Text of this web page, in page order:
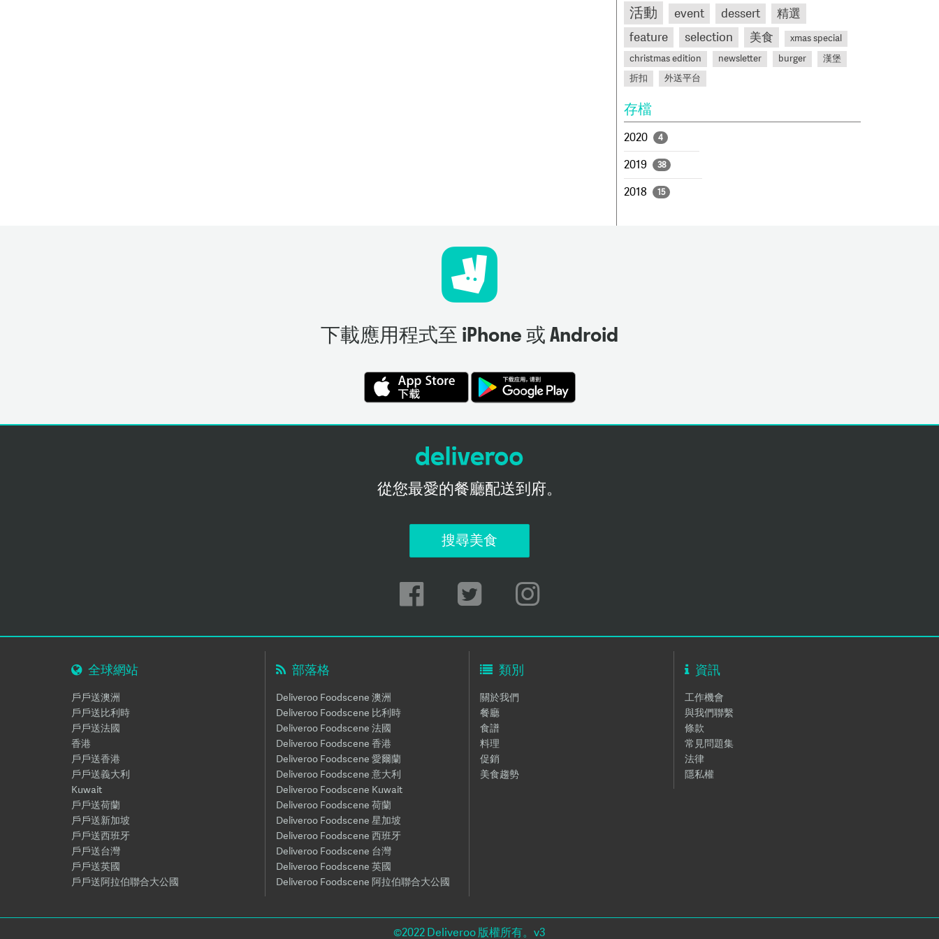
活動 event dessert
精選
feature
selection 美食
xmas special
christmas edition
newsletter burger
漢堡
折扣
外送平台
存檔
2020 4
2019 38
2018 15
下載應用程式至 iPhone 或 Android
從您最愛的餐廳配送到府。
搜尋美食
全球網站
戶戶送澳洲
戶戶送比利時
戶戶送法國
香港
戶戶送香港
戶戶送義大利
Kuwait
戶戶送荷蘭
戶戶送新加坡
戶戶送西班牙
戶戶送台灣
戶戶送英國
戶戶送阿拉伯聯合大公國
部落格
Deliveroo Foodscene 澳洲
Deliveroo Foodscene 比利時
Deliveroo Foodscene 法國
Deliveroo Foodscene 香港
Deliveroo Foodscene 愛爾蘭
Deliveroo Foodscene 意大利
Deliveroo Foodscene Kuwait
Deliveroo Foodscene 荷蘭
Deliveroo Foodscene 星加坡
Deliveroo Foodscene 西班牙
Deliveroo Foodscene 台灣
Deliveroo Foodscene 英國
Deliveroo Foodscene 阿拉伯聯合大公國
類別
關於我們
餐廳
食譜
料理
促銷
美食趨勢
資訊
工作機會
與我們聯繫
條款
常見問題集
法律
隱私權
©2022Deliveroo 版權所有。v3